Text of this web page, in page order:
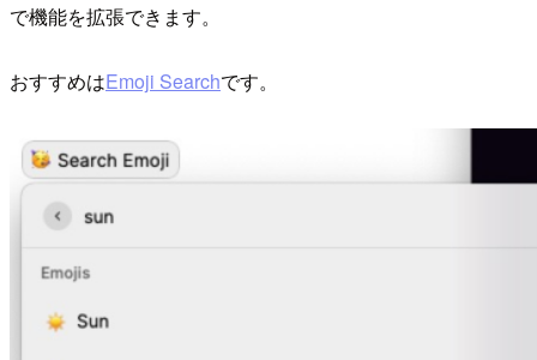
で機能を拡張できます。
おすすめはEmoji Searchです。